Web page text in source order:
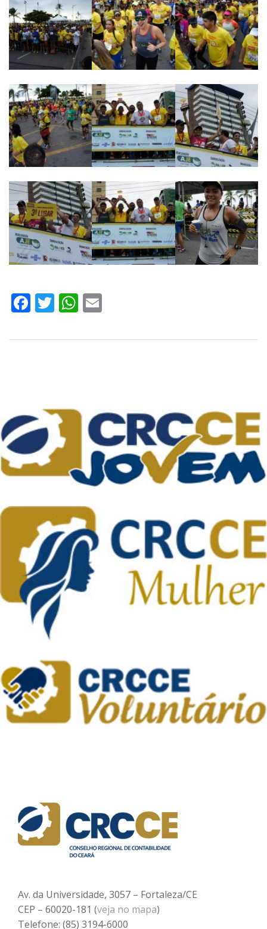
Facebook
TwitterWhatsApp
Av. da Universidade, 3057 – Fortaleza/CE
CEP – 60020-181 (veja no mapa)
Telefone: (85) 3194-6000